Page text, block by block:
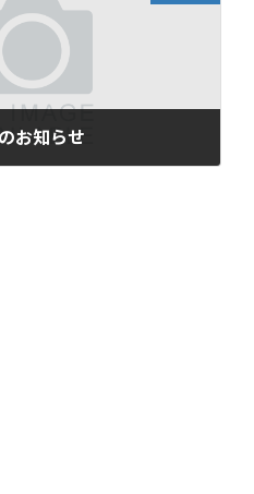
お知らせ